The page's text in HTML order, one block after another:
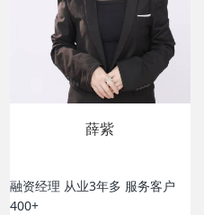
薛紫
融资经理 从业3年多 服务客户
400+